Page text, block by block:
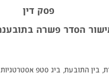
פסק דין
הסדר פשרה
בין התובעת, ביג סטפ